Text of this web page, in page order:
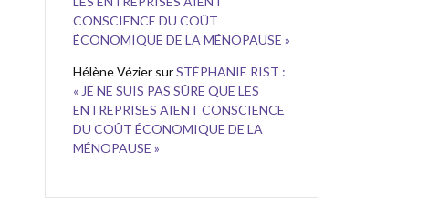
CONSCIENCE DU COÛT
ÉCONOMIQUE DE LA MÉNOPAUSE »
Hélène Vézier surSTÉPHANIE RIST :
« JE NE SUIS PAS SÛRE QUE LES
ENTREPRISES AIENT CONSCIENCE
DU COÛT ÉCONOMIQUE DE LA
MÉNOPAUSE »